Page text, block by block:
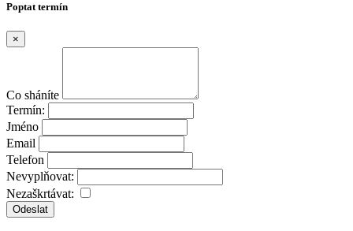
Poptat termín
×
Co sháníte
Termín:
Jméno
Email
Telefon
Nevyplňovat:
Nezaškrtávat:
Odeslat